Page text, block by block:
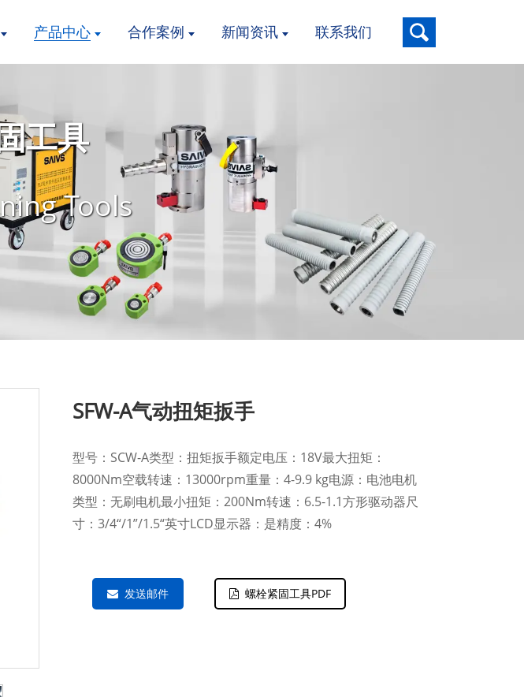
产品中心 合作案例 新闻资讯 联系我们
工具
Tools
SFW-A气动扭矩扳手
型号：SCW-A类型：扭矩扳手额定电压：18V最大扭矩：
8000Nm空载转速：13000rpm重量：4-9.9 kg电源：电池电机
类型：无刷电机最小扭矩：200Nm转速：6.5-1.1方形驱动器尺
寸：3/4“/1”/1.5“英寸LCD显示器：是精度：4%
发送邮件 螺栓紧固工具PDF